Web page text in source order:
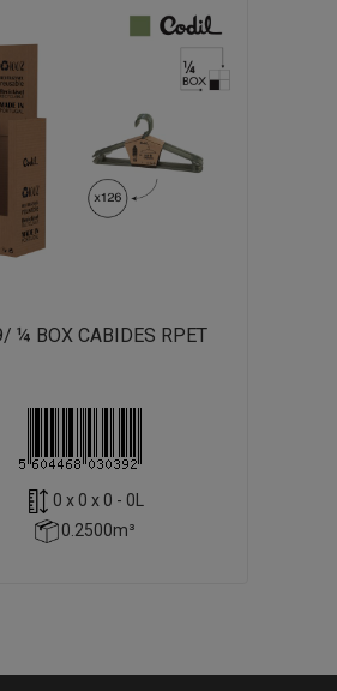
¼ BOX CABIDES RPET
0 x 0 x 0 - 0L
0.2500m³